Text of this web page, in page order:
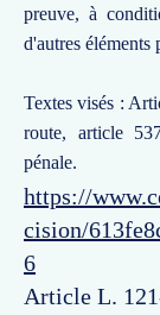
preuve, à
d'autres éléments
Textes visés :
route, article
pénale.
https://
cision/
6
Article L.